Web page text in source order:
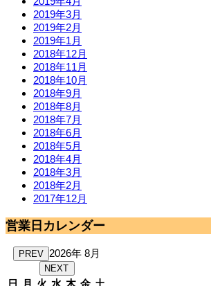
2019年3月
2019年2月
2019年1月
2018年12月
2018年11月
2018年10月
2018年9月
2018年8月
2018年7月
2018年6月
2018年5月
2018年4月
2018年3月
2018年2月
2017年12月
営業日カレンダー
PREV 2026年 8月
NEXT
日 月 火 水 木 金 土